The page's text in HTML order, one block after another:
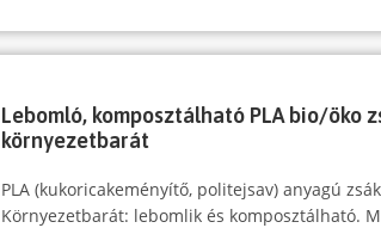
Lebomló, komposztálható PLA bio/öko
környezetbarát
PLA (kukoricakeményítő, politejsav) anyagú
Környezetbarát: lebomlik és komposztálható.